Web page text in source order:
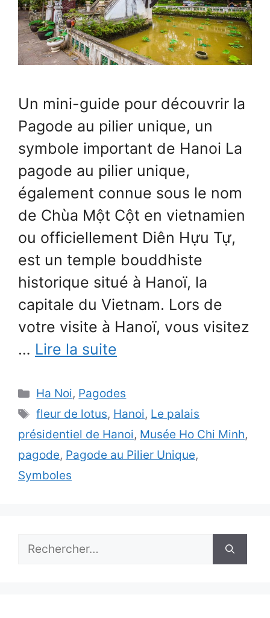
Un mini-guide pour découvrir la
Pagode au pilier unique, un
symbole important de Hanoi La
pagode au pilier unique,
également connue sous le nom
de Chùa Một Cột en vietnamien
ou officiellement Diên Hựu Tự,
est un temple bouddhiste
historique situé à Hanoï, la
capitale du Vietnam. Lors de
votre visite à Hanoï, vous visitez
… Lire la suite
Catégories
Ha Noi, Pagodes
Étiquettes
fleur de lotus, Hanoi, Le palais
présidentiel de Hanoi, Musée Ho Chi Minh,
pagode, Pagode au Pilier Unique,
Symboles
Rechercher :